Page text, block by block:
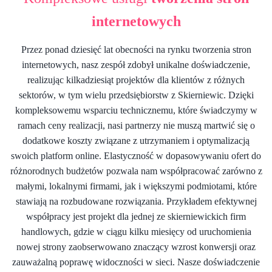
internetowych
Przez ponad dziesięć lat obecności na rynku tworzenia stron
internetowych, nasz zespół zdobył unikalne doświadczenie,
realizując kilkadziesiąt projektów dla klientów z różnych
sektorów, w tym wielu przedsiębiorstw z Skierniewic. Dzięki
kompleksowemu wsparciu technicznemu, które świadczymy w
ramach ceny realizacji, nasi partnerzy nie muszą martwić się o
dodatkowe koszty związane z utrzymaniem i optymalizacją
swoich platform online. Elastyczność w dopasowywaniu ofert do
różnorodnych budżetów pozwala nam współpracować zarówno z
małymi, lokalnymi firmami, jak i większymi podmiotami, które
stawiają na rozbudowane rozwiązania. Przykładem efektywnej
współpracy jest projekt dla jednej ze skierniewickich firm
handlowych, gdzie w ciągu kilku miesięcy od uruchomienia
nowej strony zaobserwowano znaczący wzrost konwersji oraz
zauważalną poprawę widoczności w sieci. Nasze doświadczenie